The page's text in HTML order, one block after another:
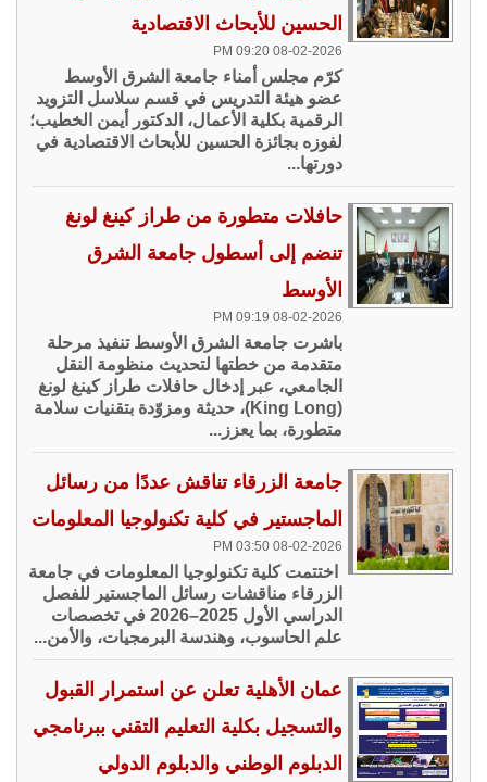
الحسين للأبحاث الاقتصادية
08-02-2026 09:20 PM
كرّم مجلس أمناء جامعة الشرق الأوسط
عضو هيئة التدريس في قسم سلاسل التزويد
الرقمية بكلية الأعمال، الدكتور أيمن الخطيب؛
لفوزه بجائزة الحسين للأبحاث الاقتصادية في
دورتها...
حافلات متطورة من طراز كينغ لونغ
تنضم إلى أسطول جامعة الشرق
الأوسط
08-02-2026 09:19 PM
باشرت جامعة الشرق الأوسط تنفيذ مرحلة
متقدمة من خطتها لتحديث منظومة النقل
الجامعي، عبر إدخال حافلات طراز كينغ لونغ
(King Long)، حديثة ومزوّدة بتقنيات سلامة
متطورة، بما يعزز...
جامعة الزرقاء تناقش عددًا من رسائل
الماجستير في كلية تكنولوجيا المعلومات
08-02-2026 03:50 PM
اختتمت كلية تكنولوجيا المعلومات في جامعة
الزرقاء مناقشات رسائل الماجستير للفصل
الدراسي الأول 2025–2026 في تخصصات
علم الحاسوب، وهندسة البرمجيات، والأمن...
عمان الأهلية تعلن عن استمرار القبول
والتسجيل بكلية التعليم التقني ببرنامجي
الدبلوم الوطني والدبلوم الدولي